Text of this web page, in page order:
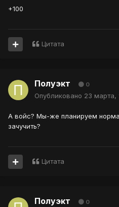
+100
Цитата
Полуэкт 0
Опубликовано 23 марта,
А войс? Мы-же планируем
зачучить?
Цитата
Полуэкт 0